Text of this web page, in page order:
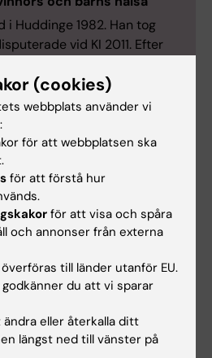
i Huddinge 1982. Han tog
vid KI 2011. Efter
till KI och SciLifeLabs
för masscytometri, som
för. Brodin blev docent
för klinisk pediatrik
vid Karolinska
och sedan 2019 specialist i
är gästprofessor vid
och har tilldelats ett flertal
Göran Gustavsson
vid Karolinska Institutet
(cookies)
webbplats använder vi
för att webbplatsen ska
för att förstå hur
för att visa och spåra
och annonser från externa
till länder utanför EU.
du att vi sparar
ändra eller återkalla ditt
längst ned till vänster på